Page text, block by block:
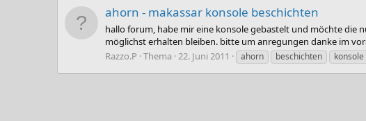
ahorn - makassar konsole beschichten
hallo forum, habe mir eine konsole gebastelt und möchte die
möglichst erhalten bleiben. bitte um anregungen danke im
Razzo.P Thema 22. Juni 2011 ahorn beschichten konsole